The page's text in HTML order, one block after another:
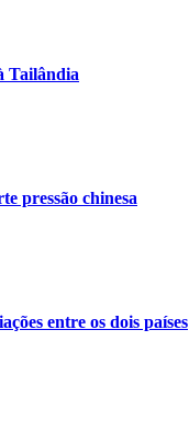
Tailândia
pressão chinesa
entre os dois países